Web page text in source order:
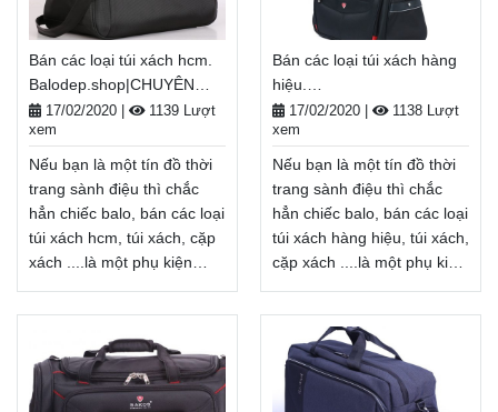
giúp tôn lên cá tính, gu
thẩm mĩ của mỗi người.
Balodep.shop|Chuyên bán
các loại túi xách hà
nội, Balo-Túi xách. Giao
hàng toàn quốc, Miễn phí
đổi trả hàng, thanh toán
tiền khi nhận hàng
Xem thêm
giúp tôn lên cá tính, gu
thẩm mĩ của mỗi người.
Balodep.shop|Chuyên bán
các loại túi xách
tphcm, Balo-Túi xách. Giao
hàng toàn quốc, Miễn phí
đổi trả hàng, thanh toán
tiền khi nhận hàng
Xem thêm
Bán các loại túi xách hcm.
Balodep.shop|CHUYÊN
BALO-TÚI XÁCH–VALI ĐẸP
17/02/2020
1139 Lượt
xem
Nếu bạn là một tín đồ thời
trang sành điệu thì chắc
hẳn chiếc balo, bán các loại
túi xách hcm, túi xách, cặp
xách ....là một phụ kiện
loại túi xách hcm không
chỉ là một vật dụng cần
thiết để mang
theo giày, bảo quản đồ
Bán các loại túi xách hàng
hiệu.
Balodep.shop|CHUYÊN
BALO-TÚI XÁCH–VALI ĐẸP
17/02/2020
1138 Lượt
xem
Nếu bạn là một tín đồ thời
trang sành điệu thì chắc
hẳn chiếc balo, bán các loại
túi xách hàng hiệu, túi xách,
cặp xách ....là một phụ kiện
loại túi xách hàng
hiệu không chỉ là một vật
dụng cần thiết để mang
theo giày, bảo quản đồ